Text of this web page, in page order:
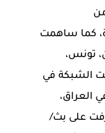
ة، كما ساهمت
تونس،
الشبكة في
العراق،
على بث/